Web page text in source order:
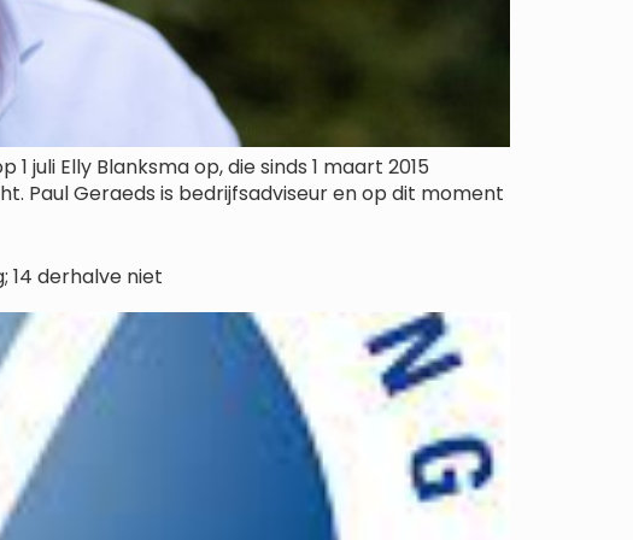
juli Elly Blanksma op, die sinds 1 maart 2015
Paul Geraeds is bedrijfsadviseur en op dit moment
14 derhalve niet